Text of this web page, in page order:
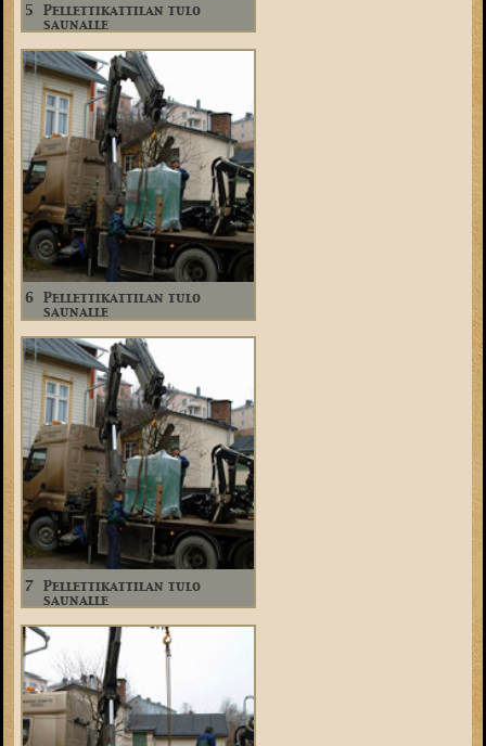
5
Pellettikattilan tulo
saunalle
6 Pellettikattilan tulo
saunalle
7 Pellettikattilan tulo
saunalle